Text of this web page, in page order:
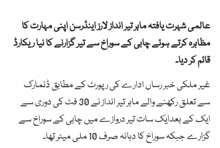
عالمی شہرت یافتہ ماہر تیر انداز لارز اینڈرسن اپنی مہارت کا
مظاہرہ کرتے ہوئے چابی کے سوراخ سے تیر گزارنے کا نیا ریکارڈ
قائم کر دیا۔
غیر ملکی خبر رساں ادارے کی رپورٹ کے مطابق ڈنمارک
سے تعلق رکھنے والے ماہر تیر انداز نے 30 فٹ کی دوری سے
ایک کے بعدایک سات تیر دروازے میں چابی کے سوراخ سے
گزارے جبکہ سوراخ کا دہانہ صرف 10 ملی میٹر تھا۔